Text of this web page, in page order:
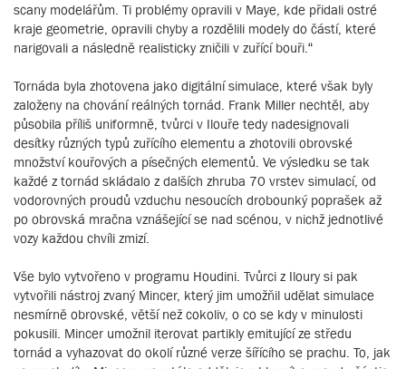
scany modelářům. Ti problémy opravili v Maye, kde přidali ostré
kraje geometrie, opravili chyby a rozdělili modely do částí, které
narigovali a následně realisticky zničili v zuřící bouři.“
Tornáda byla zhotovena jako digitální simulace, které však byly
založeny na chování reálných tornád. Frank Miller nechtěl, aby
působila příliš uniformně, tvůrci v Ilouře tedy nadesignovali
desítky různých typů zuřícího elementu a zhotovili obrovské
množství kouřových a písečných elementů. Ve výsledku se tak
každé z tornád skládalo z dalších zhruba 70 vrstev simulací, od
vodorovných proudů vzduchu nesoucích drobounký poprašek až
po obrovská mračna vznášející se nad scénou, v nichž jednotlivé
vozy každou chvíli zmizí.
Vše bylo vytvořeno v programu Houdini. Tvůrci z Iloury si pak
vytvořili nástroj zvaný Mincer, který jim umožňil udělat simulace
nesmírně obrovské, větší než cokoliv, o co se kdy v minulosti
pokusili. Mincer umožnil iterovat partikly emitující ze středu
tornád a vyhazovat do okolí různé verze šířícího se prachu. To, jak